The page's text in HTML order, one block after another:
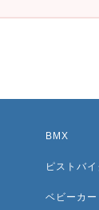
BMX
ピストバイ
ベビーカー